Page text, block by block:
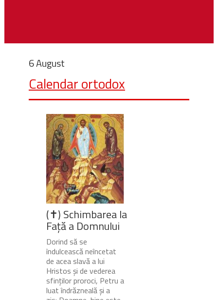
6 August
Calendar ortodox
(✝) Schimbarea la
Față a Domnului
Dorind să se
îndulcească neîncetat
de acea slavă a lui
Hristos și de vederea
sfinților proroci, Petru a
luat îndrăzneală și a